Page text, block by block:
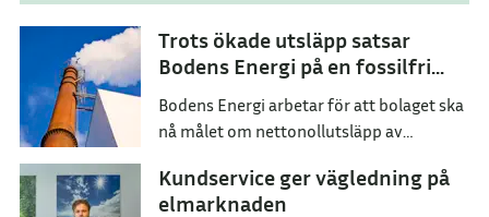
Trots ökade utsläpp satsar
Bodens Energi på en fossilfri
framtid
Bodens Energi arbetar för att bolaget ska
nå målet om nettonollutsläpp av
Kundservice ger vägledning på
elmarknaden